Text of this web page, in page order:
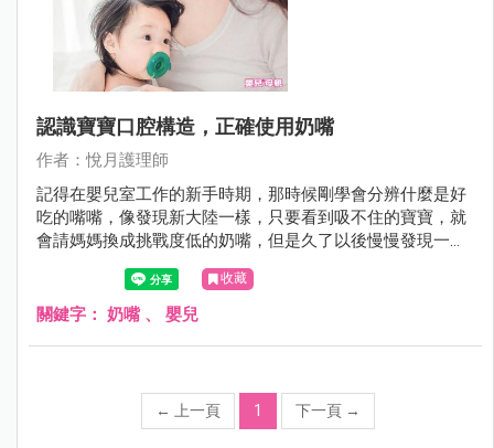
認識寶寶口腔構造，正確使用奶嘴
作者：悅月護理師
記得在嬰兒室工作的新手時期，那時候剛學會分辨什麼是好
吃的嘴嘴，像發現新大陸一樣，只要看到吸不住的寶寶，就
會請媽媽換成挑戰度低的奶嘴，但是久了以後慢慢發現一件
奇怪的事，既然香草嘴那麼好用，為什麼不是對每一個寶寶
收藏
關鍵字： 奶嘴、 嬰兒
← 上一頁 1 下一頁 →